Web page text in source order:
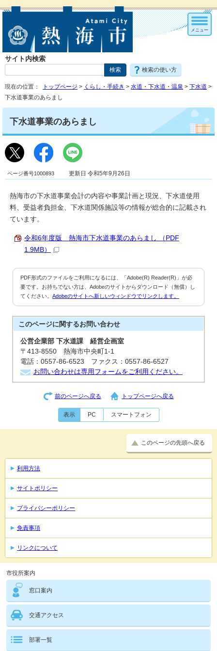
サイト内検索
検索の使い方
メニュー
現在の位置： トップページ > くらし・手続き > 水道・下水道・温泉 > 下水道 >
下水道事業のあらまし
下水道事業のあらまし
ページ番号1000893 更新日 令和5年9月26日
熱海市の下水道事業会計の内容や事業計画と現況、下水道使用
料、受益者負担金、下水道関係施設等の情報が総合的に記載され
ています。
令和6年度版 熱海市下水道事業のあらまし （PDF
1.9MB）
PDF形式のファイルをご利用になるには、「Adobe(R) Reader(R)」が必
要です。お持ちでない方は、Adobeのサイトからダウンロード（無償）し
てください。 Adobeのサイトへ新しいウィンドウでリンクします。
このページに関するお問い合わせ
公営企業部 下水道課 経営企画室
〒413-8550 熱海市中央町1-1
電話：0557-86-6523 ファクス：0557-86-6527
お問い合わせは専用フォームをご利用ください。
前のページへ戻る トップページへ戻る
表示 PC スマートフォン
このページの先頭へ戻る
利用方法
サイトポリシー
プライバシーポリシー
免責事項
リンクについて
市役所案内
窓口案内
交通アクセス
部署一覧